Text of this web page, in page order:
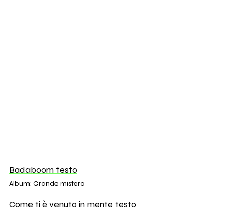
Badaboom testo
Album: Grande mistero
Come ti è venuto in mente testo